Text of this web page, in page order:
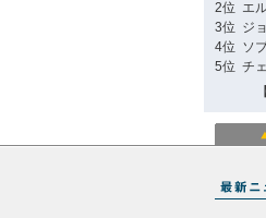
2位 エ
3位 ジ
4位 ソ
5位 チ
【